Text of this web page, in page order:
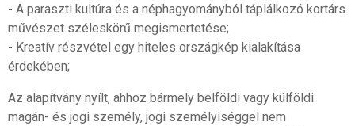
- A paraszti kultúra és a néphagyományból táplálkozó kortárs
művészet széleskörű megismertetése;
- Kreatív részvétel egy hiteles országkép kialakítása
érdekében;
Az alapítvány nyílt, ahhoz bármely belföldi vagy külföldi
magán- és jogi személy, jogi személyiséggel nem